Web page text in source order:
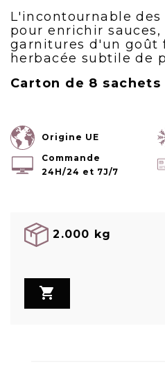
L'incontournable des
pour enrichir
garnitures d'un goût
herbacée subtile de
Carton de 8 sachets
Origine UE
Commande
24H/24 et 7J/7
2.000 kg
